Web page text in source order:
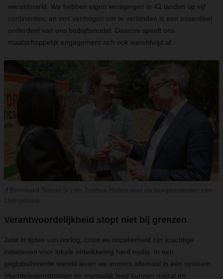
wereldmarkt. We hebben eigen vestigingen in 42 landen op vijf
continenten, en ons vermogen om te verbinden is een essentieel
onderdeel van ons bedrijfsmodel. Daarom speelt ons
maatschappelijk engagement zich ook wereldwijd af.
Verantwoordelijkheid stopt niet bij grenzen
Juist in tijden van oorlog, crisis en onzekerheid zijn krachtige
initiatieven voor lokale ontwikkeling hard nodig. In een
geglobaliseerde wereld leven we immers allemaal in één systeem.
Vluchtelingenstromen en menselijk leed kunnen overal en